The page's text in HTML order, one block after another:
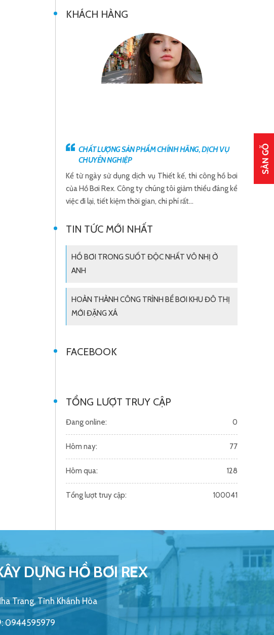
KHÁCH HÀNG
CHẤT LƯỢNG SẢN PHẨM CHÍNH HÃNG, DỊCH VỤ
CHUYÊN NGHIỆP
Kể từ ngày sử dụng dịch vụ Thiết kế, thi công hồ bơi
của Hồ Bơi Rex. Công ty chúng tôi giảm thiểu đáng kể
việc đi lại, tiết kiệm thời gian, chi phí rất…
Kể
TIN TỨC MỚI NHẤT
HỒ BƠI TRONG SUỐT ĐỘC NHẤT VÔ NHỊ Ở
ANH
HOÀN THÀNH CÔNG TRÌNH BỂ BƠI KHU ĐÔ THỊ
MỚI ĐẶNG XÁ
FACEBOOK
TỔNG LƯỢT TRUY CẬP
Đang online: 0
Hôm nay: 77
Hôm qua: 128
Tổng lượt truy cập: 100041
DỰNG HỒ BƠI REX
Trang, Tỉnh Khánh Hòa
0944595979